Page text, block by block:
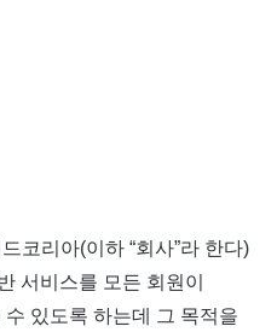
코리아(이하 “회사”라 한다)
서비스를 모든 회원이
있도록 하는데 그 목적을